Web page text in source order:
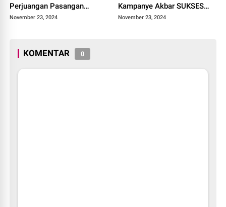
Perjuangan Pasangan
Nomor Urut 2 Suwardi-Selle
November 23, 2024
Kampanye Akbar SUKSES
Bakal Memukau!
November 23, 2024
KOMENTAR 0